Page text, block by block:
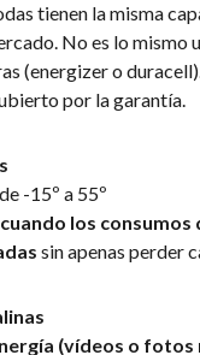
tienen la misma
No es lo
(energizer o
por la garantía.
-15º a 55º
los consumos
sin apenas perder
(vídeos o fotos